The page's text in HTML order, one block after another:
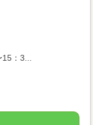
：3...